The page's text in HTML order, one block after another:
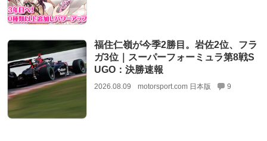
福住仁嶺が今季2勝目。岩佐2位、フラ
ガ3位｜スーパーフォーミュラ第8戦S
UGO：決勝速報
2026.08.09 motorsport.com 日本版 9